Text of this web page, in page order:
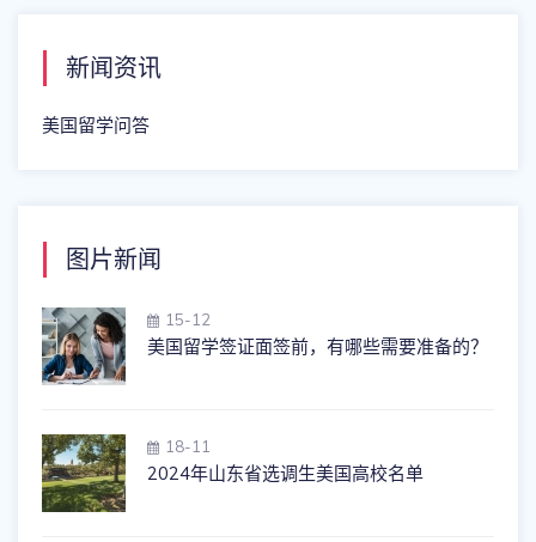
新闻资讯
美国留学问答
图片新闻
15-12
美国留学签证面签前，有哪些需要准备的？
18-11
2024年山东省选调生美国高校名单